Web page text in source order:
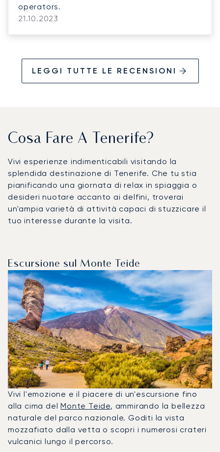
operators.
21.10.2023
LEGGI TUTTE LE RECENSIONI
Cosa Fare A Tenerife?
Vivi esperienze indimenticabili visitando la
splendida destinazione di Tenerife. Che tu stia
pianificando una giornata di relax in spiaggia o
desideri nuotare accanto ai delfini, troverai
un'ampia varietà di attività capaci di stuzzicare il
tuo interesse durante la visita.
Escursione sul Monte Teide
Vivi l'emozione e il piacere di un'escursione fino
alla cima delMonte Teide, ammirando la bellezza
naturale del parco nazionale. Goditi la vista
mozzafiato dalla vetta o scopri i numerosi crateri
vulcanici lungo il percorso.